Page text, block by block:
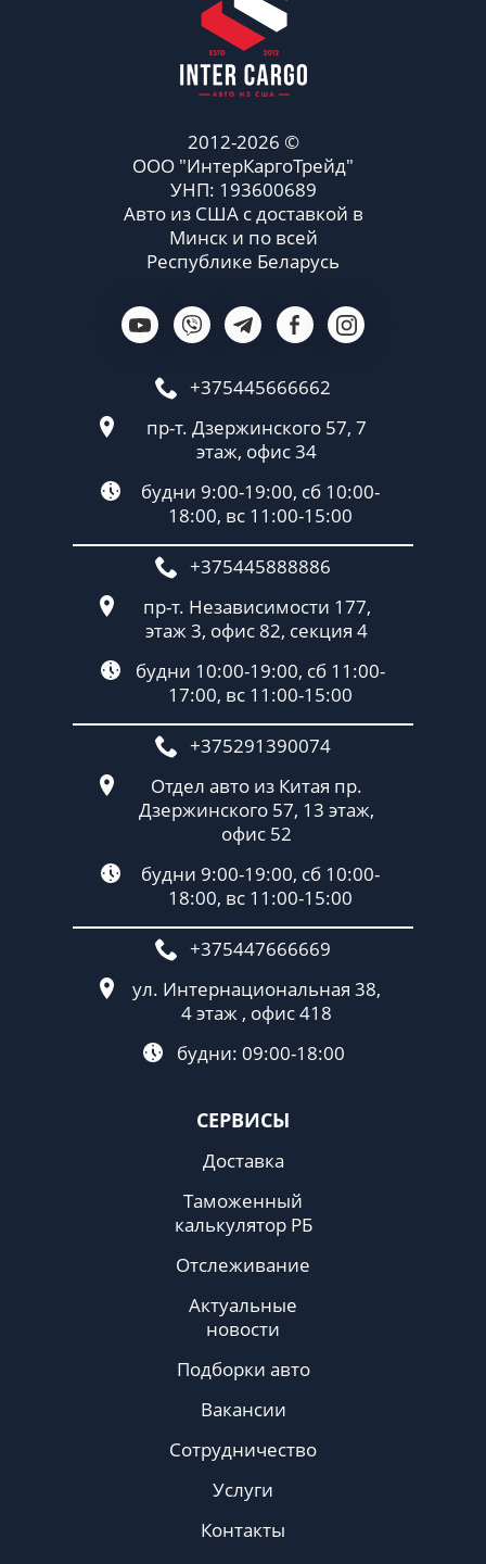
СЕРВИСЫ
Доставка
Таможенный
калькулятор РБ
Отслеживание
Актуальные
новости
Подборки авто
Вакансии
Сотрудничество
Услуги
Контакты
2012-2026 ©
ООО "ИнтерКаргоТрейд"
УНП: 193600689
Авто из США с доставкой в
Минск и по всей
Республике Беларусь
+375445666662
пр-т. Дзержинского 57, 7
этаж, офис 34
будни 9:00-19:00, сб 10:00-
18:00, вс 11:00-15:00
+375445888886
пр-т. Независимости 177,
этаж 3, офис 82, секция 4
будни 10:00-19:00, сб 11:00-
17:00, вс 11:00-15:00
+375291390074
Отдел авто из Китая пр.
Дзержинского 57, 13 этаж,
офис 52
будни 9:00-19:00, сб 10:00-
18:00, вс 11:00-15:00
+375447666669
ул. Интернациональная 38,
4 этаж , офис 418
будни: 09:00-18:00